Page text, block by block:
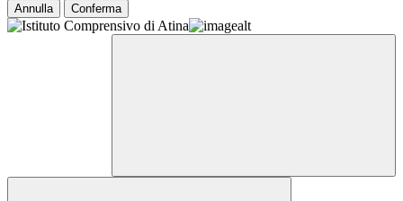
Annulla Conferma